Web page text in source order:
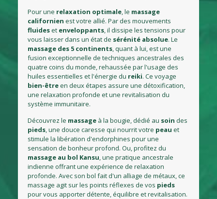
Pour une relaxation optimale, le massage
californien est votre allié. Par des mouvements
fluideset enveloppants, il dissipe les tensions pour
vous laisser dans un état de sérénité absolue. Le
massage des 5 continents, quant à lui, est une
fusion exceptionnelle de techniques ancestrales des
quatre coins du monde, rehaussée par l'usage des
huiles essentielles et l'énergie du reiki. Ce voyage
bien-êtreen deux étapes assure une détoxification,
une relaxation profonde et une revitalisation du
système immunitaire.
Découvrez le massageà la bougie, dédié au soin des
pieds, une douce caresse qui nourrit votre peau et
stimule la libération d'endorphines pour une
sensation de bonheur profond. Ou, profitez du
massage au bol Kansu , une pratique ancestrale
indienne offrant une expérience de relaxation
profonde. Avec son bol fait d'un alliage de métaux, ce
massage agit sur les points réflexes de vos pieds
pour vous apporter détente, équilibre et revitalisation.